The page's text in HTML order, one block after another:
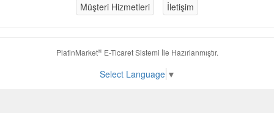
Müşteri Hizmetleri İletişim
PlatinMarket®E-Ticaret Sistemi İle Hazırlanmıştır.
Select Language ▼